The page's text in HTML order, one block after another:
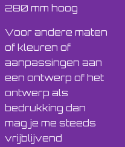
280 mm hoog
Voor andere maten
of kleuren of
aanpassingen aan
een ontwerp of het
ontwerp als
bedrukking dan
mag je me steeds
vrijblijvend